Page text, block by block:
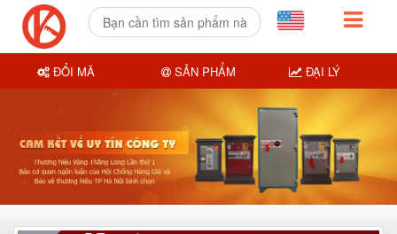
ĐỔI MÃ SẢN PHẨM ĐẠI LÝ